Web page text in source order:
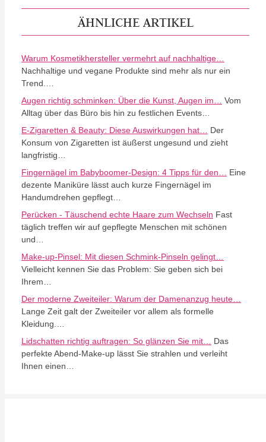
ÄHNLICHE ARTIKEL
Warum Kosmetikhersteller vermehrt auf nachhaltige…
Nachhaltige und vegane Produkte sind mehr als nur ein
Trend.…
Augen richtig schminken: Über die Kunst, Augen im…
Vom
Alltag über das Büro bis hin zu festlichen Events…
E-Zigaretten & Beauty: Diese Auswirkungen hat…
Der
Konsum von Zigaretten ist äußerst ungesund und zieht
langfristig…
Fingernägel im Babyboomer-Design: 4 Tipps für den…
Eine
dezente Maniküre lässt auch kurze Fingernägel im
Handumdrehen gepflegt…
Perücken - Täuschend echte Haare zum Wechseln Fast
täglich treffen wir auf gepflegte Menschen mit schönen
und…
Make-up-Pinsel: Mit diesen Schmink-Pinseln gelingt…
Vielleicht kennen Sie das Problem: Sie geben sich bei
Ihrem…
Der moderne Zweiteiler: Warum der Damenanzug heute…
Lange Zeit galt der Zweiteiler vor allem als formelle
Kleidung.…
Lidschatten richtig auftragen: So glänzen Sie mit…
Das
perfekte Abend-Make-up lässt Sie strahlen und verleiht
Ihnen einen…